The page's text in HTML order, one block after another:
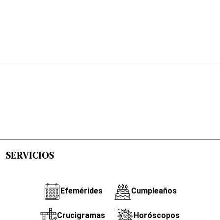
SERVICIOS
Efemérides Cumpleaños
Crucigramas Horóscopos